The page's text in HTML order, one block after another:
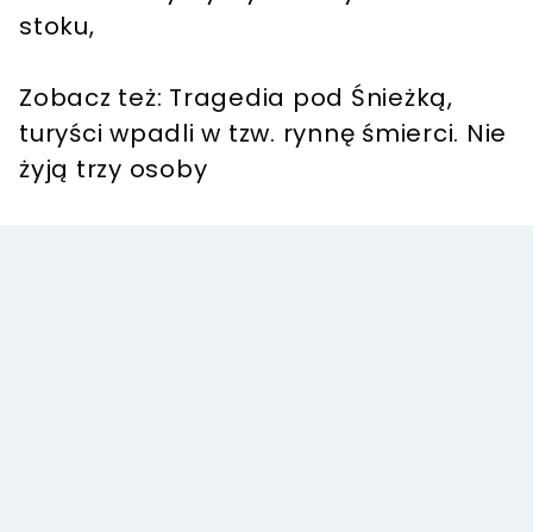
stoku,
Zobacz też: Tragedia pod Śnieżką,
turyści wpadli w tzw. rynnę śmierci. Nie
żyją trzy osoby